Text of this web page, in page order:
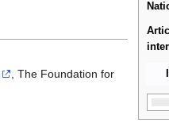
, The Foundation for